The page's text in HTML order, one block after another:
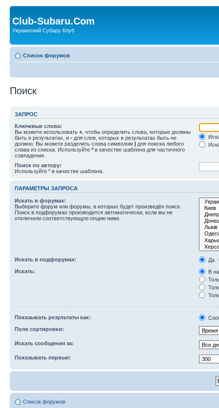
Club-Subaru.Com
Украинский Субару Клуб
Список форумов
Поиск
ЗАПРОС
Ключевые слова:
Вы можете использовать + , чтобы определить слова, которые должны
быть в результатах, и - для слов, которых в результатах быть не
должно. Вы можете разделить слова символом | для поиска любого
слова из списка. Используйте * в качестве шаблона для частичного
совпадения.
Поиск по автору:
Используйте * в качестве шаблона.
ПАРАМЕТРЫ ЗАПРОСА
Искать в форумах:
Выберите форум или форумы, в которых будет произведён поиск.
Поиск в подфорумах производится автоматически, если вы не
отключили соответствующую опцию ниже.
Искать в подфорумах:
Да
Искать:
В
Показывать результаты как:
Поле сортировки:
Искать сообщения за:
Показывать первые:
Список форумов